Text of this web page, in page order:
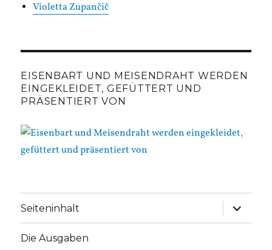
Violetta Zupančič
EISENBART UND MEISENDRAHT WERDEN
EINGEKLEIDET, GEFÜTTERT UND
PRÄSENTIERT VON
Seiteninhalt
Die Ausgaben